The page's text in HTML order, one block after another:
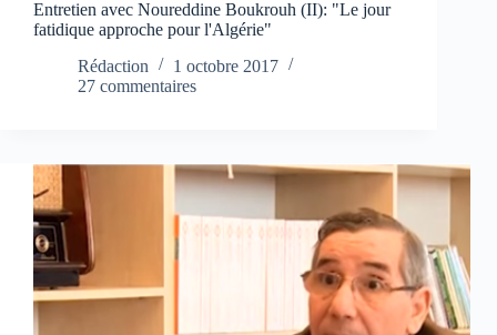
Entretien avec Noureddine Boukrouh (II): "Le jour
fatidique approche pour l'Algérie"
Rédaction
1 octobre 2017
27 commentaires